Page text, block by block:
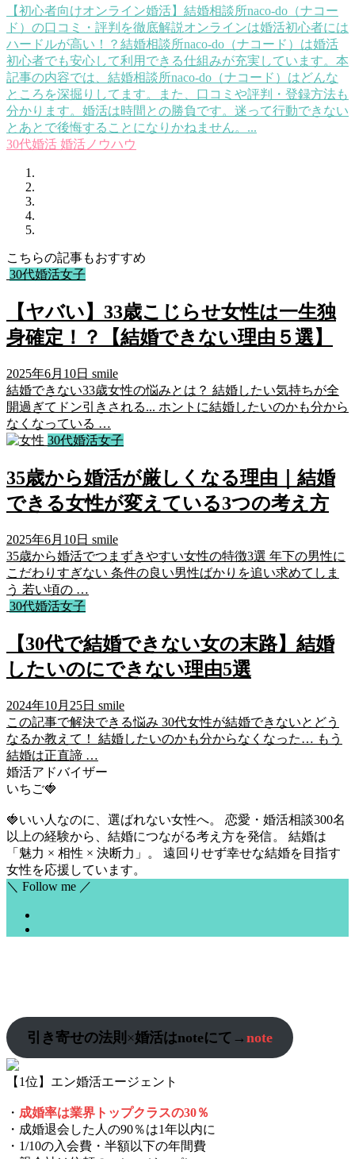
【初心者向けオンライン婚活】結婚相談所naco-do（ナコー
ド）の口コミ・評判を徹底解説オンラインは婚活初心者には
ハードルが高い！？結婚相談所naco-do（ナコード）は婚活
初心者でも安心して利用できる仕組みが充実しています。本
記事の内容では、結婚相談所naco-do（ナコード）はどんな
ところを深掘りしてます。また、口コミや評判・登録方法も
分かります。婚活は時間との勝負です。迷って行動できない
とあとで後悔することになりかねません。...
30代婚活 婚活ノウハウ
こちらの記事もおすすめ
30代婚活女子
【ヤバい】33歳こじらせ女性は一生独
身確定！？【結婚できない理由５選】
2025年6月10日 smile
結婚できない33歳女性の悩みとは？ 結婚したい気持ちが全
開過ぎてドン引きされる... ホントに結婚したいのかも分から
なくなっている …
30代婚活女子
35歳から婚活が厳しくなる理由｜結婚
できる女性が変えている3つの考え方
2025年6月10日 smile
35歳から婚活でつまずきやすい女性の特徴3選 年下の男性に
こだわりすぎない 条件の良い男性ばかりを追い求めてしま
う 若い頃の …
30代婚活女子
【30代で結婚できない女の末路】結婚
したいのにできない理由5選
2024年10月25日 smile
この記事で解決できる悩み 30代女性が結婚できないとどう
なるか教えて！ 結婚したいのかも分からなくなった… もう
結婚は正直諦 …
婚活アドバイザー
いちご🍓
🍓いい人なのに、選ばれない女性へ。 恋愛・婚活相談300名
以上の経験から、結婚につながる考え方を発信。 結婚は
「魅力 × 相性 × 決断力」。 遠回りせず幸せな結婚を目指す
女性を応援しています。
＼ Follow me ／
引き寄せの法則 ×婚活はnoteにて→ note
【1位】エン婚活エージェント
・ 成婚率は業界トップクラスの30％
・成婚退会した人の90％は1年以内に
・1/10の入会費・半額以下の年間費